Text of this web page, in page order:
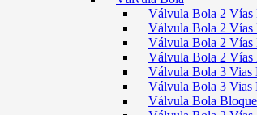
Válvula Bola 2 Vías
Válvula Bola 2 Vías
Válvula Bola 2 Vías
Válvula Bola 2 Vías
Válvula Bola 3 Vias
Válvula Bola 3 Vias
Válvula Bola